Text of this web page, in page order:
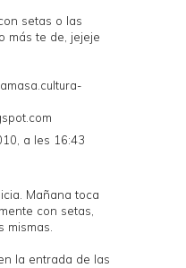
setas o las
más te de, jejeje
a les 16:43
Mañana toca
con setas,
mismas.
la entrada de las